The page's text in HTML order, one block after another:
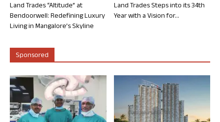
Land Trades “Altitude” at
Bendoorwell: Redefining Luxury
Living in Mangalore’s Skyline
Land Trades Steps into its 34th
Year with a Vision for...
Sponsored